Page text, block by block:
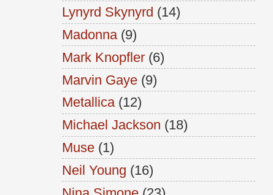
Lynyrd Skynyrd (14)
Madonna (9)
Mark Knopfler (6)
Marvin Gaye (9)
Metallica (12)
Michael Jackson (18)
Muse (1)
Neil Young (16)